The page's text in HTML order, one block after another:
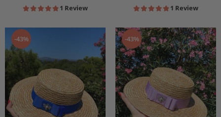
1 Review 1 Review
-43% -43%